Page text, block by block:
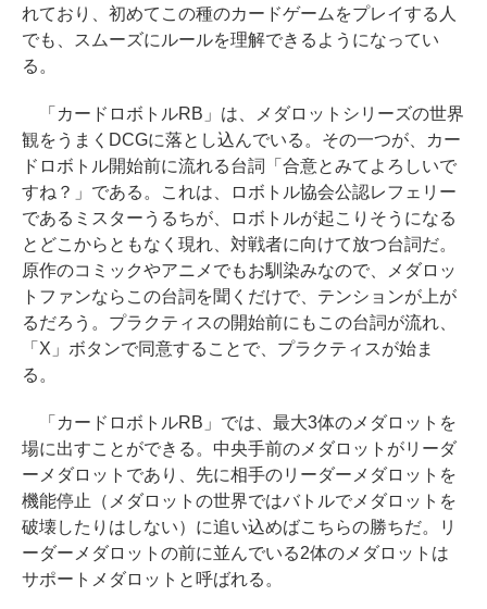
れており、初めてこの種のカードゲームをプレイする人
でも、スムーズにルールを理解できるようになってい
る。
「カードロボトルRB」は、メダロットシリーズの世界
観をうまくDCGに落とし込んでいる。その一つが、カー
ドロボトル開始前に流れる台詞「合意とみてよろしいで
すね？」である。これは、ロボトル協会公認レフェリー
であるミスターうるちが、ロボトルが起こりそうになる
とどこからともなく現れ、対戦者に向けて放つ台詞だ。
原作のコミックやアニメでもお馴染みなので、メダロッ
トファンならこの台詞を聞くだけで、テンションが上が
るだろう。プラクティスの開始前にもこの台詞が流れ、
「X」ボタンで同意することで、プラクティスが始ま
る。
「カードロボトルRB」では、最大3体のメダロットを
場に出すことができる。中央手前のメダロットがリーダ
ーメダロットであり、先に相手のリーダーメダロットを
機能停止（メダロットの世界ではバトルでメダロットを
破壊したりはしない）に追い込めばこちらの勝ちだ。リ
ーダーメダロットの前に並んでいる2体のメダロットは
サポートメダロットと呼ばれる。